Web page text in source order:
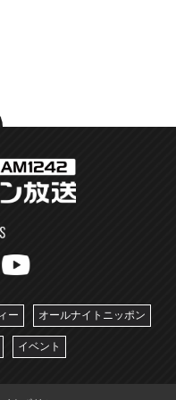
ー オールナイトニッポン
イベント